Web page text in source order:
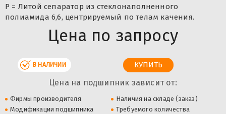
P = Литой сепаратор из стеклонаполненного
полиамида 6,6, центрируемый по телам качения.
Цена по запросу
В НАЛИЧИИ
Цена на подшипник зависит от:
Фирмы производителя
Наличия на складе (заказ)
Модификации подшипника
Требуемого количества